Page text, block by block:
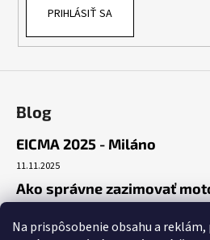
Na prispôsobenie obsahu a
PRIHLÁSIŤ SA
Blog
EICMA 2025 - Miláno
11.11.2025
Ako správne zazimovať
Začiatok cesty